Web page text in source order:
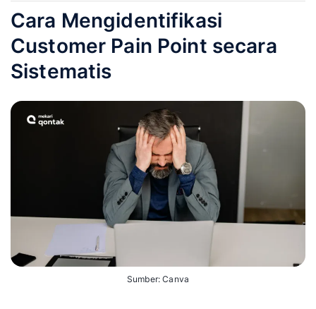
Cara Mengidentifikasi
Customer Pain Point secara
Sistematis
Sumber: Canva